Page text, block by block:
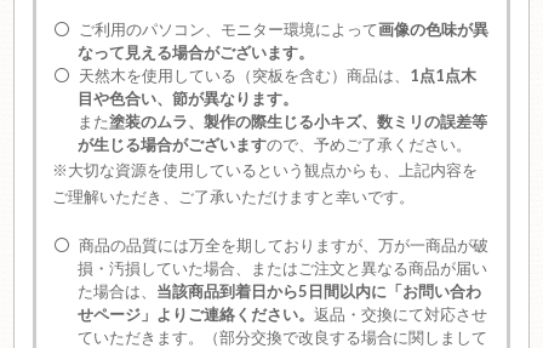
ご利用のパソコン、モニター環境によって画像の色味が異
なって見える場合がございます。
天然木を使用している（突板を含む）商品は、 1点1点木
目や色合い、節が異なります。
また塗装のムラ、製作の際生じる小キズ、数ミリの誤差等
が生じる場合がございますので、予めご了承ください。
※大切な資源を使用しているという観点からも、上記内容を
ご理解いただき、ご了承いただけますと幸いです。
商品の品質には万全を期しておりますが、万が一商品が破
損・汚損していた場合、またはご注文と異なる商品が届い
た場合は、 当該商品到着日から5日間以内に「お問い合わ
せページ」よりご連絡ください。 返品・交換にて対応させ
ていただきます。（部分交換で改良する場合に関しまして